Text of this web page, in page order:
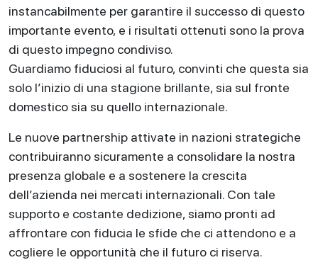
instancabilmente per garantire il successo di questo
importante evento, e i risultati ottenuti sono la prova
di questo impegno condiviso.
Guardiamo fiduciosi al futuro, convinti che questa sia
solo l’inizio di una stagione brillante, sia sul fronte
domestico sia su quello internazionale.
Le nuove partnership attivate in nazioni strategiche
contribuiranno sicuramente a consolidare la nostra
presenza globale e a sostenere la crescita
dell’azienda nei mercati internazionali. Con tale
supporto e costante dedizione, siamo pronti ad
affrontare con fiducia le sfide che ci attendono e a
cogliere le opportunità che il futuro ci riserva.